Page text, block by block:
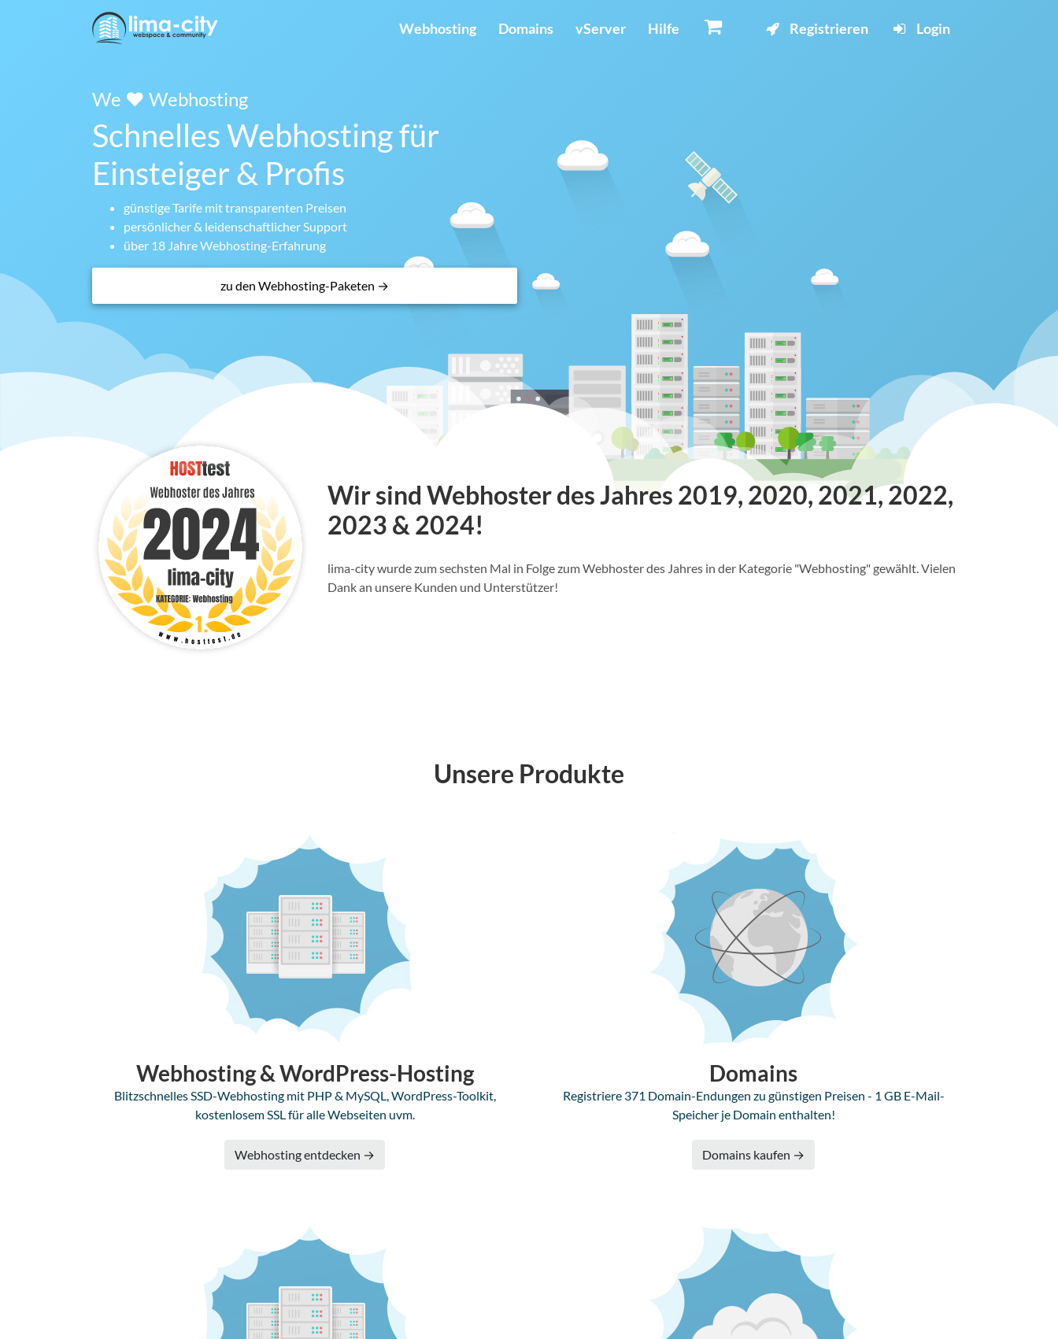
Webhosting Domains vServer Hilfe Registrieren Login
We ❤ Webhosting
Schnelles Webhosting für
Einsteiger & Profis
günstige Tarife mit transparenten Preisen
persönlicher & leidenschaftlicher Support
über 18 Jahre Webhosting-Erfahrung
zu den Webhosting-Paketen →
Wir sind Webhoster des Jahres 2019, 2020, 2021, 2022,
2023 & 2024!
lima-city wurde zum sechsten Mal in Folge zum Webhoster des Jahres in der Kategorie "Webhosting" gewählt. Vielen
Dank an unsere Kunden und Unterstützer!
Unsere Produkte
Webhosting & WordPress-Hosting
Blitzschnelles SSD-Webhosting mit PHP & MySQL, WordPress-Toolkit,
kostenlosem SSL für alle Webseiten uvm.
Webhosting entdecken →
Domains
Registriere 371 Domain-Endungen zu günstigen Preisen - 1 GB E-Mail-
Speicher je Domain enthalten!
Domains kaufen →